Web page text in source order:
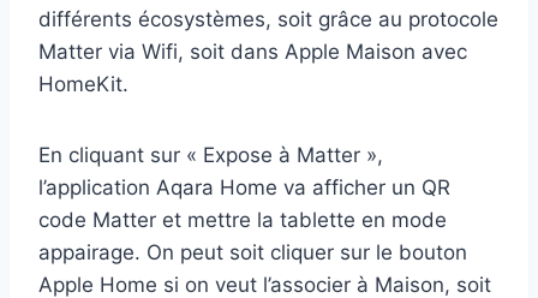
différents écosystèmes, soit grâce au protocole
Matter via Wifi, soit dans Apple Maison avec
HomeKit.
En cliquant sur « Expose à Matter »,
l’application Aqara Home va afficher un QR
code Matter et mettre la tablette en mode
appairage. On peut soit cliquer sur le bouton
Apple Home si on veut l’associer à Maison, soit